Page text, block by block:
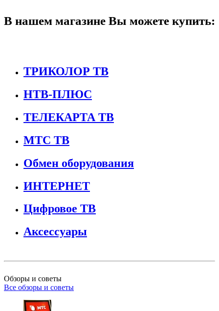
В нашем магазине Вы можете купить:
ТРИКОЛОР ТВ
НТВ-ПЛЮС
ТЕЛЕКАРТА ТВ
МТС ТВ
Обмен оборудования
ИНТЕРНЕТ
Цифровое ТВ
Аксессуары
Обзоры и советы
Все обзоры и советы